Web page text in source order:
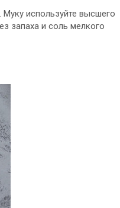
Муку используйте высшего
запаха и соль мелкого